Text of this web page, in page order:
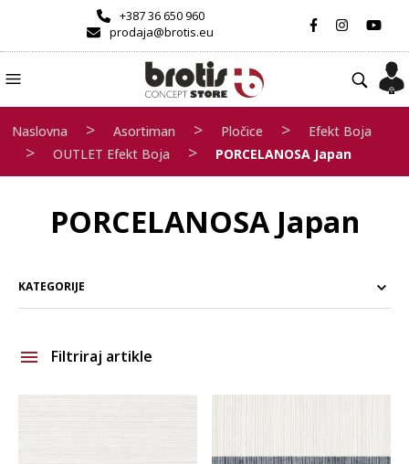
+387 36 650 960
prodaja@brotis.eu
Naslovna > Asortiman > Pločice > Efekt Boja
> OUTLET Efekt Boja > PORCELANOSA Japan
PORCELANOSA Japan
KATEGORIJE
Filtriraj artikle